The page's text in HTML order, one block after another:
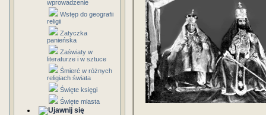
wprowadzenie
Wstęp do geografii
religii
Zatyczka
panieńska
Zaświaty w
literaturze i w sztuce
Śmierć w różnych
religiach świata
Święte księgi
Święte miasta